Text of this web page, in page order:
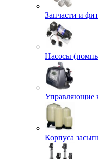
Запчасти и
Насосы
Управляющие
Корпуса